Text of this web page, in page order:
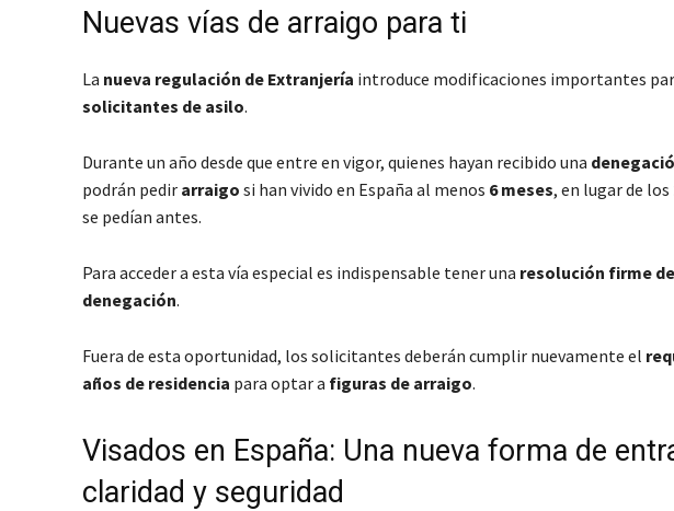
Nuevas vías de arraigo para ti
La nueva regulación de Extranjería introduce modificaciones importantes
solicitantes de asilo.
Durante un año desde que entre en vigor, quienes hayan recibido una
podrán pedir arraigo si han vivido en España al menos 6 meses, en lugar de los
se pedían antes.
Para acceder a esta vía especial es indispensable tener una resolución firme de
denegación.
Fuera de esta oportunidad, los solicitantes deberán cumplir nuevamente el
años de residencia para optar a figuras de arraigo.
Visados en España: Una nueva forma de
claridad y seguridad